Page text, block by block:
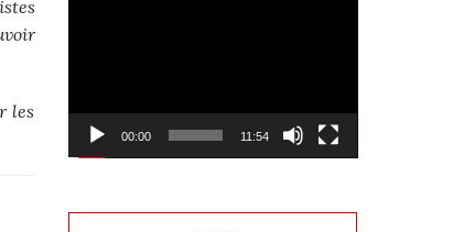
les
00:00 11:54